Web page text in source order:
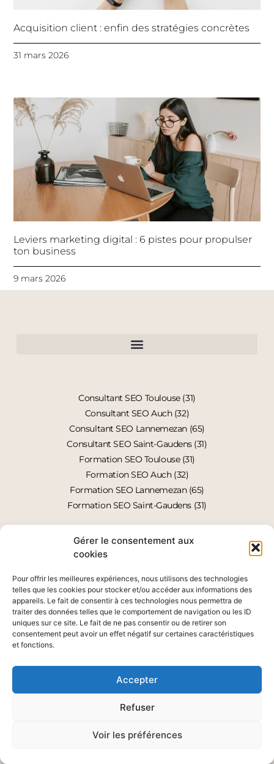
Gérer le consentement aux
cookies
Pour offrir les meilleures expériences, nous utilisons des technologies
telles que les cookies pour stocker et/ou accéder aux informations des
appareils. Le fait de consentir à ces technologies nous permettra de
traiter des données telles que le comportement de navigation ou les ID
uniques sur ce site. Le fait de ne pas consentir ou de retirer son
consentement peut avoir un effet négatif sur certaines caractéristiques
et fonctions.
Accepter
Refuser
Voir les préférences
Acquisition client : enfin des stratégies concrètes
31 mars 2026
Leviers marketing digital : 6 pistes pour propulser
ton business
9 mars 2026
Consultant SEO Toulouse (31)
Consultant SEO Auch (32)
Consultant SEO Lannemezan (65)
Consultant SEO Saint-Gaudens (31)
Formation SEO Toulouse (31)
Formation SEO Auch (32)
Formation SEO Lannemezan (65)
Formation SEO Saint-Gaudens (31)
Design : Studio L’Emplumé
Tous droits réservés